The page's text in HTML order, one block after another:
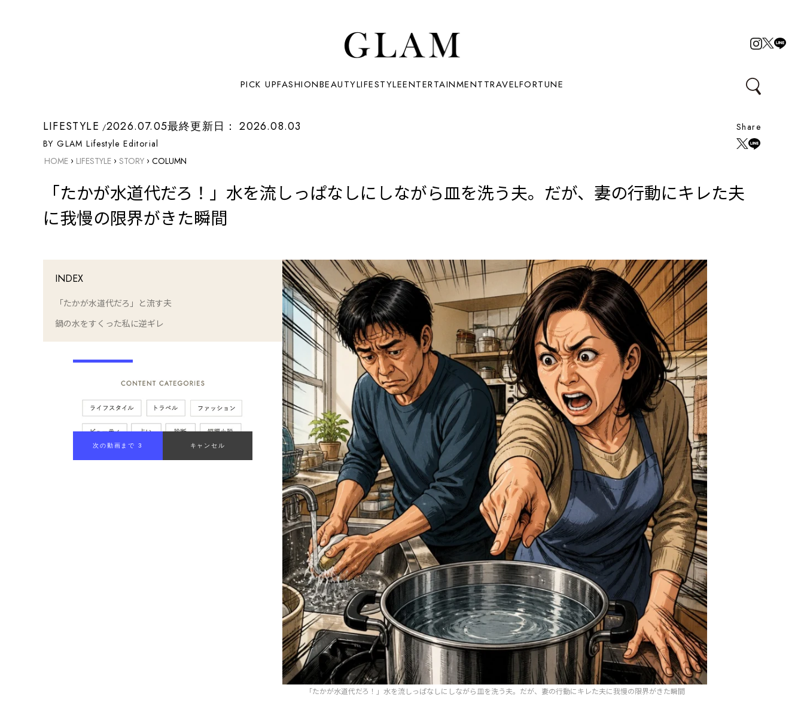
PICK UPFASHIONBEAUTYLIFESTYLEENTERTAINMENTTRAVELFORTUNE
LIFESTYLE 2026.07.05最終更新日： 2026.08.03
BY GLAM Lifestyle Editorial
Share
HOME › LIFESTYLE › STORY › COLUMN
「たかが水道代だろ！」水を流しっぱなしにしながら皿を洗う夫。だが、妻の行動にキレた夫
に我慢の限界がきた瞬間
INDEX
「たかが水道代だろ」と流す夫
鍋の水をすくった私に逆ギレ
次の動画まで 2 キャンセル
「たかが水道代だろ！」水を流しっぱなしにしながら皿を洗う夫。だが、妻の行動にキレた夫に我慢の限界がきた瞬間